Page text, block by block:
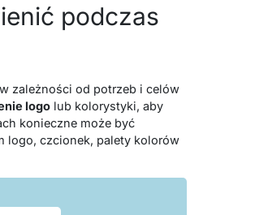
podczas
zależności od potrzeb i celów
logo lub kolorystyki, aby
konieczne może być
logo, czcionek, palety kolorów